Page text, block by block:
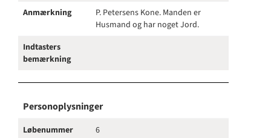
Anmærkning
P. Petersens Kone. Manden er
Husmand og har noget Jord.
Indtasters
bemærkning
Personoplysninger
Løbenummer
6